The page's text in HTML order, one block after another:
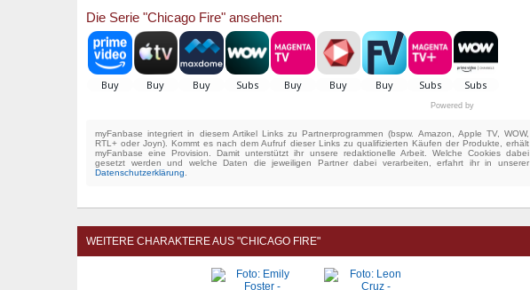
Die Serie "Chicago Fire" ansehen:
Powered by
myFanbase integriert in diesem Artikel Links zu Partnerprogrammen (bspw. Amazon, Apple TV, WOW,
RTL+ oder Joyn). Kommt es nach dem Aufruf dieser Links zu qualifizierten Käufen der Produkte, erhält
myFanbase eine Provision. Damit unterstützt ihr unsere redaktionelle Arbeit. Welche Cookies dabei
gesetzt werden und welche Daten die jeweiligen Partner dabei verarbeiten, erfahrt ihr in unserer
Datenschutzerklärung.
WEITERE CHARAKTERE AUS "CHICAGO FIRE"